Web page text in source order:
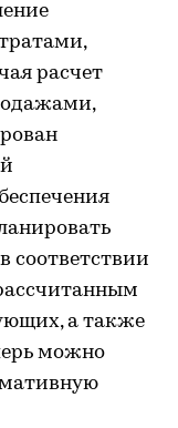
расчет
соответствии
а также
можно